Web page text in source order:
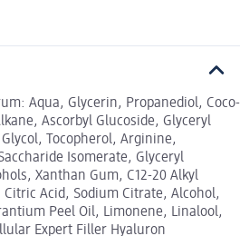
Aqua, Glycerin, Propanediol, Coco-
Ascorbyl Glucoside, Glyceryl
Tocopherol, Arginine,
Isomerate, Glyceryl
Xanthan Gum, C12-20 Alkyl
Acid, Sodium Citrate, Alcohol,
Peel Oil, Limonene, Linalool,
Expert Filler Hyaluron